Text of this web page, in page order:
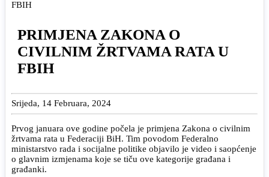
PRIMJENA ZAKONA O
CIVILNIM ŽRTVAMA RATA U
FBIH
Srijeda, 14 Februara, 2024
Prvog januara ove godine počela je primjena Zakona o civilnim
žrtvama rata u Federaciji BiH. Tim povodom Federalno
ministarstvo rada i socijalne politike objavilo je video i saopćenje
o glavnim izmjenama koje se tiču ove kategorije građana i
građanki.